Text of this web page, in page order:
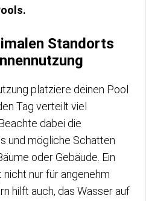
Standorts
platziere deinen Pool
Tag verteilt viel
dabei die
und mögliche Schatten
oder Gebäude. Ein
nur für angenehm
hilft auch, das Wasser auf